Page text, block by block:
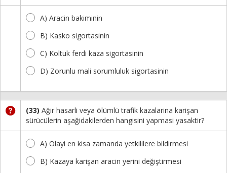
A) Aracin bakiminin
B) Kasko sigortasinin
C) Koltuk ferdi kaza sigortasinin
D) Zorunlu mali sorumluluk sigortasinin
(33) Ağir hasarli veya ölümlü trafik kazalarina karişan
sürücülerin aşağidakilerden hangisini yapmasi yasaktir?
A) Olayi en kisa zamanda yetkililere bildirmesi
B) Kazaya karişan aracin yerini değiştirmesi